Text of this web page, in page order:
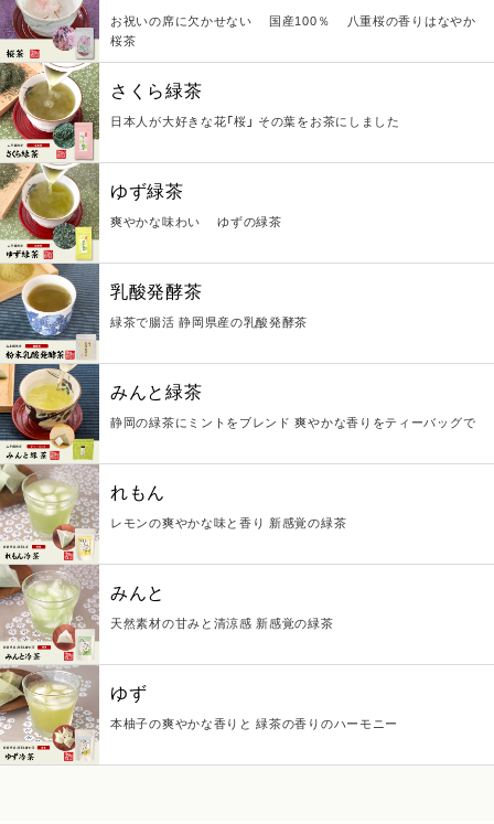
お祝いの席に欠かせない 国産100％ 八重桜の香りはなやか
桜茶
さくら緑茶
日本人が大好きな花「桜」 その葉をお茶にしました
ゆず緑茶
爽やかな味わい ゆずの緑茶
乳酸発酵茶
緑茶で腸活 静岡県産の乳酸発酵茶
みんと緑茶
静岡の緑茶にミントをブレンド 爽やかな香りをティーバッグで
れもん
レモンの爽やかな味と香り 新感覚の緑茶
みんと
天然素材の甘みと清涼感 新感覚の緑茶
ゆず
本柚子の爽やかな香りと 緑茶の香りのハーモニー